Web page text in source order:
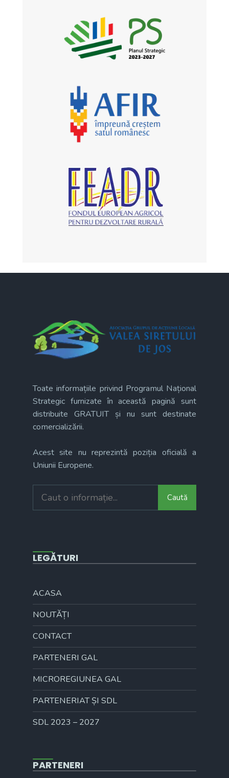
Toate informațiile privind Programul Național
Strategic furnizate în această pagină sunt
distribuite GRATUIT și nu sunt destinate
comercializării.
Acest site nu reprezintă poziția oficială a
Uniunii Europene.
for:
Caută
LEGĂTURI
ACASA
NOUTĂȚI
CONTACT
PARTENERI GAL
MICROREGIUNEA GAL
PARTENERIAT ȘI SDL
SDL 2023 – 2027
PARTENERI